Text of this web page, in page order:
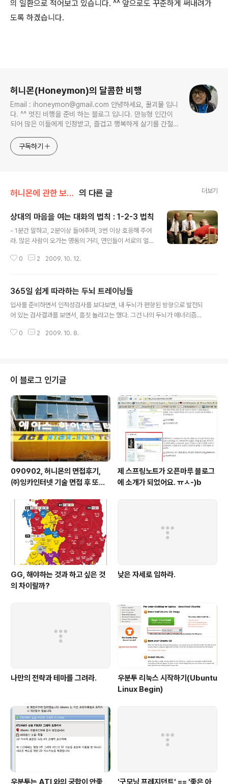
의 일환으로 적어보고 있습니다. ^^ 앞으로도 꾸준하게 써내려가
도록 하겠습니다.
허니몬(Honeymon)의 달콤한 비행
Email : ihoneymon@gmail.com 안녕하세요, 꿀괴물 입니
다. ^^ 멋진 비행을 준비 하는 블로그 입니다. 만능형 인간이
되어 많은 이들에게 인정받고, 즐겁고 행복하게 살기를 간절히
지켜봐주세요!! ^^
구독하기
허니몬에 관한 보고서/허니몬의 드림성공노트 의 다른 글 더보기
상대의 마음을 여는 대화의 법칙 : 1-2-3 법칙
- 1분간 말하고, 2분이상 들어주며, 3번 이상 호응해 주어
라. 많은 사람이 오가는 명동의 거리, 연인들이 서로의 얼굴
을 하자. ㅡㅅ-);; 오랜 솔로인 나는!!! 쓸쓸히 거리를 걷다가
커플이 있다. " 그래서 말이지, 어제는 은미가 밤 11시가 넘
어서 떢볶이를 먹자고 그러는거야. 고민을 했지. 먹을까?
말까? " 어제 여동생과 있었던 일을 심각한 표정으로 말하
는 남자친구. 살짝 몸을 앞으로 내밀며 묻는다. " 후후. 그래
0 2 2009. 10. 12.
365일 쉽게 따라하는 두뇌 트레이닝들
입사를 준비하면서 인적성검사를 보다보면, 내 두뇌가 편향된 방향으로 발전되
어 있는 검사결과를 보면서, 흠칫 놀라고는 했다. 그건 나의 두뇌가 매너리즘에
문이 아니었을까 라는 생각을 해본다. 도서관을 오가다가 두뇌 트레이닝에 대한
주 하면 뇌가 생기를 띤다. 아침밥을 먹지 않으면 뇌가 움직이지 않는다. 아침에
는 신문보다 책을 읽는다. 거울을 보기만 해도 겉모습뿐만 아니라 뇌까지 젊어
진다. 매일 ..
0 2 2009. 10. 8.
이 블로그 인기글
090902, 허니몬의 면접후기,
㈜잉카인터넷 기술 면접 후 또한
제 스프링노트가 오픈마루 블로그
에 소개가 되었어요. ㅠㅅ-)b
GG, 해야하는 것과 하고 싶은 것
의 차이랄까?
낮은 자세로 임하라.
나만의 전략과 테마를 그려라.
우분투 리눅스 시작하기(Ubuntu
Linux Begin)
우분투는 ATI 와의 궁합이 안좋 '굿모닝 프레지던트',== '좋은 아